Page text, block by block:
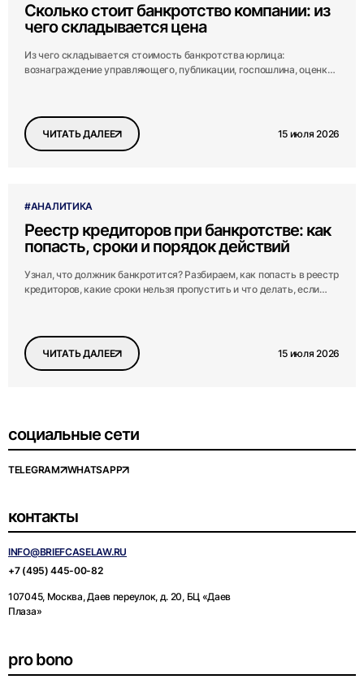
Сколько стоит банкротство компании: из
чего складывается цена
Из чего складывается стоимость банкротства юрлица:
вознаграждение управляющего, публикации, госпошлина, оценка,
ЧИТАТЬ ДАЛЕЕ 15 июля 2026
#АНАЛИТИКА
Реестр кредиторов при банкротстве: как
попасть, сроки и порядок действий
Узнал, что должник банкротится? Разбираем, как попасть в реестр
кредиторов, какие сроки нельзя пропустить и что делать, если
ЧИТАТЬ ДАЛЕЕ 15 июля 2026
социальные сети
TELEGRAM WHATSAPP
контакты
INFO@BRIEFCASELAW.RU
+7 (495) 445-00-82
107045, Москва, Даев переулок, д. 20, БЦ «Даев
Плаза»
pro bono